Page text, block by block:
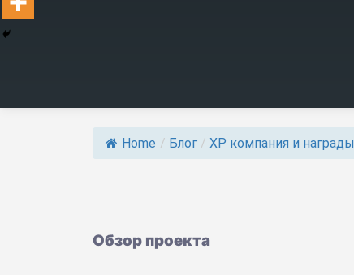
Home / Блог / ХР компания и награды
Обзор проекта